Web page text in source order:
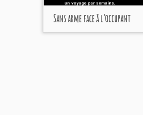
Sans arme face à l’occupant